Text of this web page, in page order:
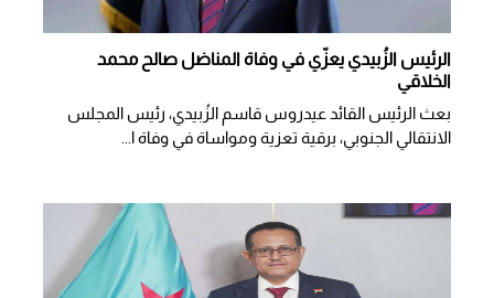
الرئيس الزُبيدي يعزّي في وفاة المناضل صالح محمد
الخلاقي
بعث الرئيس القائد عيدروس قاسم الزُبيدي، رئيس المجلس
الانتقالي الجنوبي، برقية تعزية ومواساة في وفاة ا...